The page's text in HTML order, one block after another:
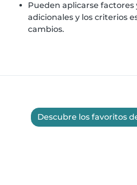
Pueden aplicarse factores
adicionales y los criterios
cambios.
Descubre los favoritos